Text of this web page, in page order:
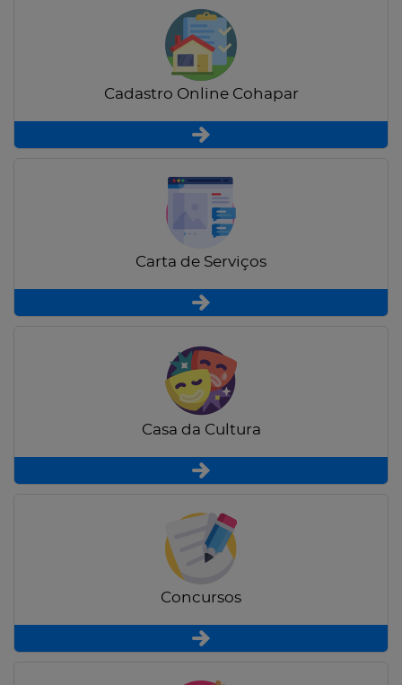
Cadastro Online Cohapar
Carta de Serviços
Casa da Cultura
Concursos